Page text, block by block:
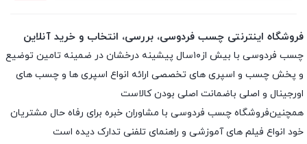
فروشگاه اینترنتی چسب فردوسی، بررسی، انتخاب و خرید آنلاین
چسب فردوسی با بیش از۱۰سال پیشینه درخشان در ضمینه تامین توضیع
و پخش چسب و اسپری های تخصصی ارائه انواع اسپری ها و چسب های
اورجینال و اصلی باضمانت اصلی بودن کالاست
همچنین‌فروشگاه چسب فردوسی با مشاوران خبره برای رفاه حال مشتریان
خود انواع فیلم های آموزشی و راهنمای تلفنی تدارک دیده است